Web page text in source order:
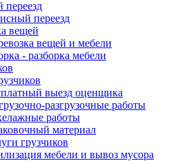
переезд
вещей
вещей и мебели
- разборка мебели
выезд оценщика
разгрузочные работы
работы
материал
грузчиков
мебели и вывоз мусора